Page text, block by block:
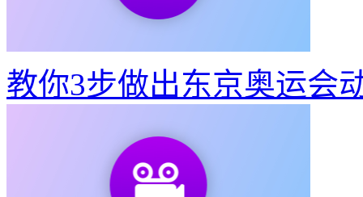
教你3步做出东京奥运会